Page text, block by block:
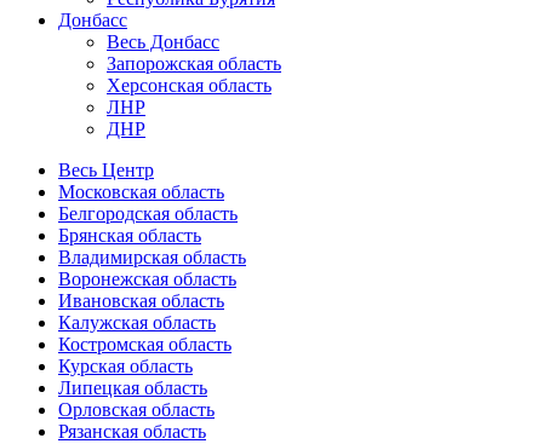
Донбасс
Весь Донбасс
Запорожская область
Херсонская область
ЛНР
ДНР
Весь Центр
Московская область
Белгородская область
Брянская область
Владимирская область
Воронежская область
Ивановская область
Калужская область
Костромская область
Курская область
Липецкая область
Орловская область
Рязанская область